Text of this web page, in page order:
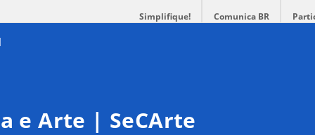
Simplifique! Comunica BR
e Arte | SeCArte